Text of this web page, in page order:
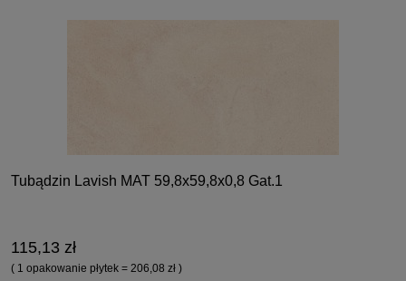
Tubądzin Lavish MAT 59,8x59,8x0,8 Gat.1
115,13 zł
( 1 opakowanie płytek = 206,08 zł )